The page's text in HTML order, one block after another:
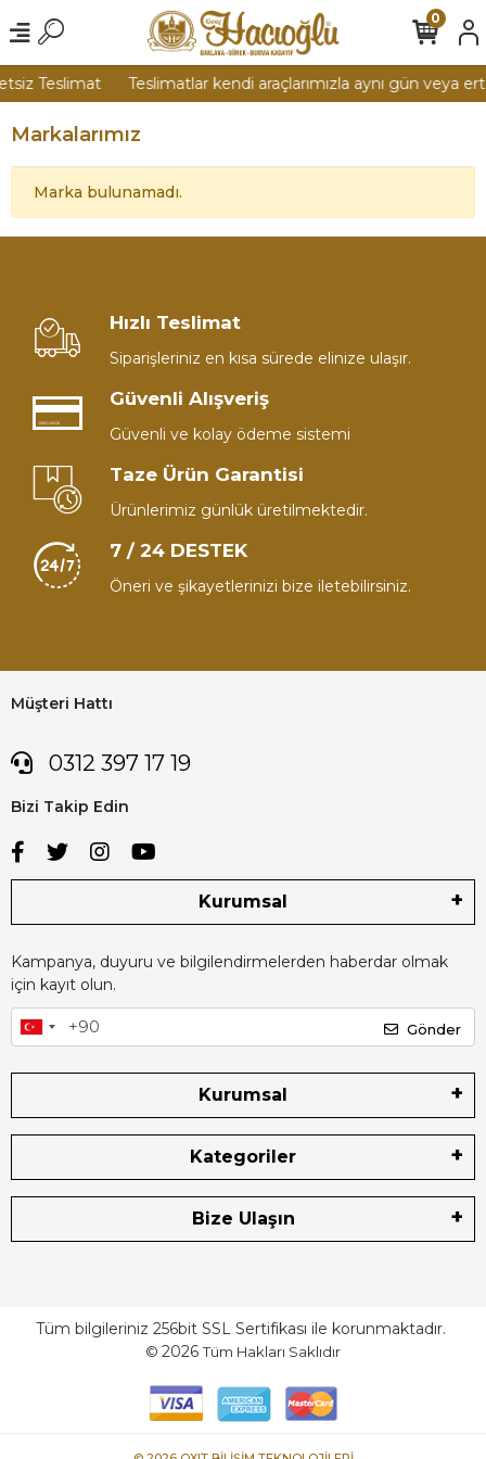
Teslimat Teslimatlar kendi araçlarımızla aynı gün veya
0
Markalarımız
Marka bulunamadı.
Hızlı Teslimat
Siparişleriniz en kısa sürede elinize ulaşır.
Güvenli Alışveriş
Güvenli ve kolay ödeme sistemi
Taze Ürün Garantisi
Ürünlerimiz günlük üretilmektedir.
7 / 24 DESTEK
Öneri ve şikayetlerinizi bize iletebilirsiniz.
Müşteri Hattı
0312 397 17 19
Bizi Takip Edin
Kurumsal
Kampanya, duyuru ve bilgilendirmelerden haberdar olmak
için kayıt olun.
Gönder
Kurumsal
Kategoriler
Bize Ulaşın
Tüm bilgileriniz 256bit SSL Sertifikası ile korunmaktadır.
© 2026Tüm Hakları Saklıdır